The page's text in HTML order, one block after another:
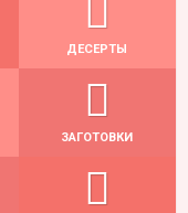
ДЕСЕРТЫ
ЗАГОТОВКИ